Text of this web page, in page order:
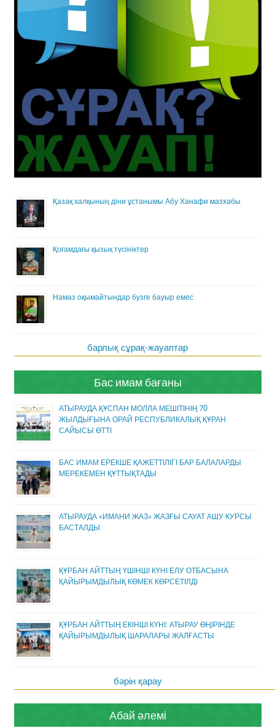
Қазақ халқының діни ұстанымы Абу Ханафи мазхабы
Қоғамдағы қызық түсініктер
Намаз оқымайтындар бузге бауыр емес
барлық сұрақ-жауаптар
Бас имам бағаны
АТЫРАУДА ҚҰСПАН МОЛЛА МЕШІТІНІҢ 70
ЖЫЛДЫҒЫНА ОРАЙ РЕСПУБЛИКАЛЫҚ ҚҰРАН
САЙЫСЫ ӨТТІ
БАС ИМАМ ЕРЕКШЕ ҚАЖЕТТІЛІГІ БАР БАЛАЛАРДЫ
МЕРЕКЕМЕН ҚҰТТЫҚТАДЫ
АТЫРАУДА «ИМАНИ ЖАЗ» ЖАЗҒЫ САУАТ АШУ КУРСЫ
БАСТАЛДЫ
ҚҰРБАН АЙТТЫҢ ҮШІНШІ КҮНІ ЕЛУ ОТБАСЫНА
ҚАЙЫРЫМДЫЛЫҚ КӨМЕК КӨРСЕТІЛДІ
ҚҰРБАН АЙТТЫҢ ЕКІНШІ КҮНІ: АТЫРАУ ӨҢІРІНДЕ
ҚАЙЫРЫМДЫЛЫҚ ШАРАЛАРЫ ЖАЛҒАСТЫ
бәрін қарау
Абай әлемі